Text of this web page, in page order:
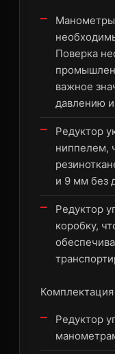
Манометры
Поверка
важное
давлению
Редуктор
ниппелем,
и 9 мм без
Редуктор
коробку,
Редуктор